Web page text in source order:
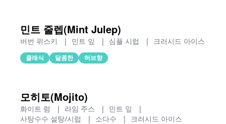
민트 줄렙(Mint Julep)
버번 위스키 | 민트 잎 | 심플 시럽 | 크러시드 아이스
클래식 달콤한 허브향
모히토(Mojito)
화이트 럼 | 라임 주스 | 민트 잎
|
사탕수수 설탕/시럽
| 소다수 | 크러시드 아이스